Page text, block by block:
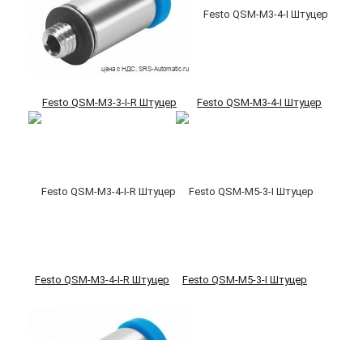
Festo QSM-M3-3-I-R Штуцер Festo QSM-M3-4-I Штуцер
Festo QSM-M3-4-I-R Штуцер Festo QSM-M5-3-I Штуцер